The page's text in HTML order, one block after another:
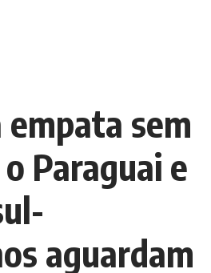
sem
Paraguai e
aguardam